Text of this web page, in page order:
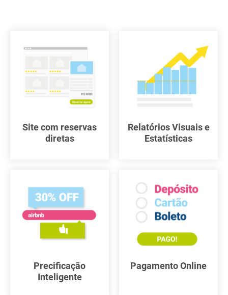
Site com reservas
diretas
Relatórios Visuais e
Estatísticas
Precificação
Inteligente
Pagamento Online